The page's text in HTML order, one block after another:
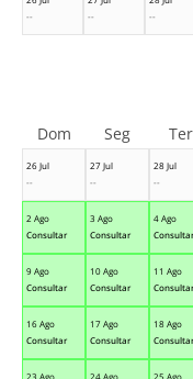
--
--
--
26 Jul
--
27 Jul
--
28 Jul
--
2 Ago
Consultar
3 Ago
Consultar
4 Ago
Consultar
9 Ago
Consultar
10 Ago
Consultar
11 Ago
Consultar
16 Ago
Consultar
17 Ago
Consultar
18 Ago
Consultar
23 Ago
24 Ago
25 Ago
Dom Seg Ter